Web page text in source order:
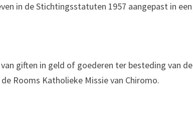
in de Stichtingsstatuten 1957 aangepast in een
giften in geld of goederen ter besteding van de
Rooms Katholieke Missie van Chiromo.